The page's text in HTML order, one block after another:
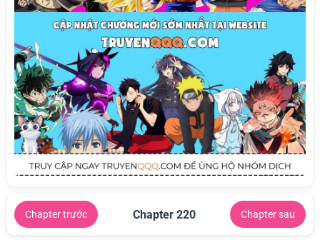
Chapter trước Chapter 220 Chapter sau